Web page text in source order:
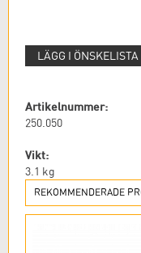
LÄGG I ÖNSKELISTA
Artikelnummer:
250.050
Vikt:
3.1 kg
REKOMMENDERADE